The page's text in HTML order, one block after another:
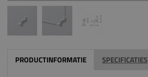
PRODUCTINFORMATIE SPECIFICATIES